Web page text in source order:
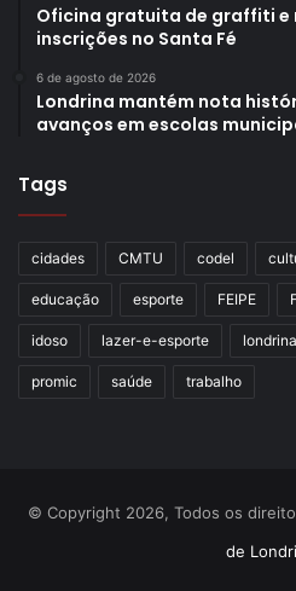
Oficina gratuita de graffiti e
inscrições no Santa Fé
6 de agosto de 2026
Londrina mantém nota
avanços em escolas
Tags
cidades CMTU codel
educação esporte FEIPE
idoso lazer-e-esporte londrina
promic saúde trabalho
© Copyright 2026, Todos os
de